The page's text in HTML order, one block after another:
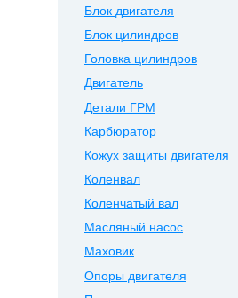
Блок двигателя
Блок цилиндров
Головка цилиндров
Двигатель
Детали ГРМ
Карбюратор
Кожух защиты двигателя
Коленвал
Коленчатый вал
Масляный насос
Маховик
Опоры двигателя